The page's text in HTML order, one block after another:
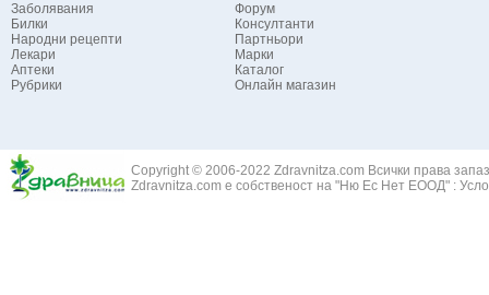
Заболявания
Билки
Народни рецепти
Лекари
Аптеки
Рубрики
Форум
Консултанти
Партньори
Марки
Каталог
Онлайн магазин
Copyright © 2006-2022 Zdravnitza.com Всички права
Zdravnitza.com е собственост на "Ню Ес Нет ЕООД" :